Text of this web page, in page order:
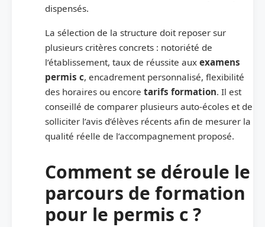
dispensés.
La sélection de la structure doit reposer sur
plusieurs critères concrets : notoriété de
l’établissement, taux de réussite aux examens
permis c, encadrement personnalisé, flexibilité
des horaires ou encore tarifs formation. Il est
conseillé de comparer plusieurs auto-écoles et de
solliciter l’avis d’élèves récents afin de mesurer la
qualité réelle de l’accompagnement proposé.
Comment se déroule le
parcours de formation
pour le permis c ?